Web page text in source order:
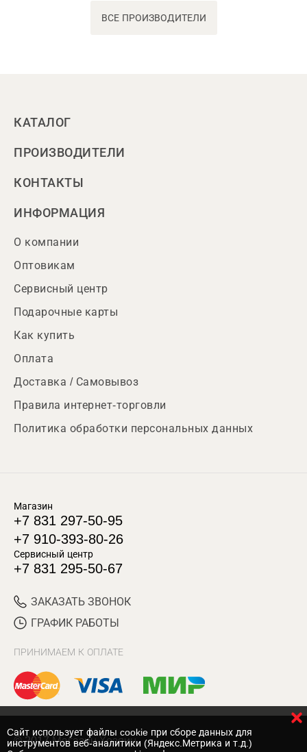
ВСЕ ПРОИЗВОДИТЕЛИ
КАТАЛОГ
ПРОИЗВОДИТЕЛИ
КОНТАКТЫ
ИНФОРМАЦИЯ
О компании
Оптовикам
Сервисный центр
Подарочные карты
Как купить
Оплата
Доставка / Самовывоз
Правила интернет-торговли
Политика обработки персональных данных
Магазин
+7 831 297-50-95
+7 910-393-80-26
Сервисный центр
+7 831 295-50-67
ЗАКАЗАТЬ ЗВОНОК
ГРАФИК РАБОТЫ
ПРИНИМАЕМ К ОПЛАТЕ
© 2017 Магазин Хозяин
Cайт использует файлы cookie при сборе данных для
инструментов веб-аналитики (Яндекс.Метрика и т.д.)